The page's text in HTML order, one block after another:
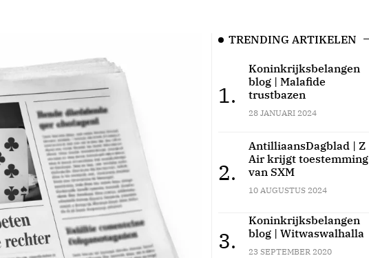
TRENDING ARTIKELEN
1.
Koninkrijksbelangen
blog | Malafide
trustbazen
28 JANUARI 2024
2.
AntilliaansDagblad | Z
Air krijgt toestemming
van SXM
10 AUGUSTUS 2024
3.
Koninkrijksbelangen
blog | Witwaswalhalla
23 SEPTEMBER 2020